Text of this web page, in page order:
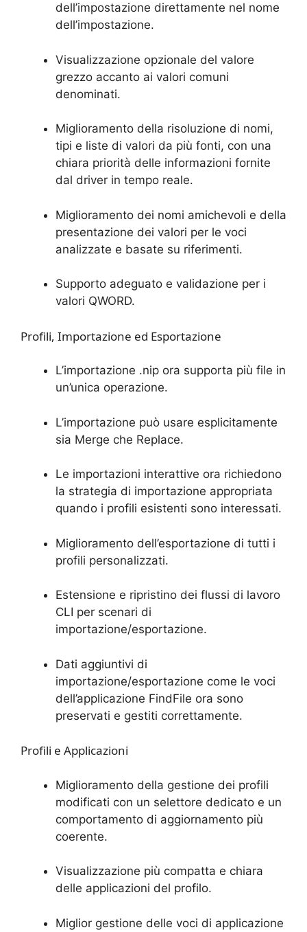
dell’impostazione direttamente nel nome
dell’impostazione.
Visualizzazione opzionale del valore
grezzo accanto ai valori comuni
denominati.
Miglioramento della risoluzione di nomi,
tipi e liste di valori da più fonti, con una
chiara priorità delle informazioni fornite
dal driver in tempo reale.
Miglioramento dei nomi amichevoli e della
presentazione dei valori per le voci
analizzate e basate su riferimenti.
Supporto adeguato e validazione per i
valori QWORD.
Profili, Importazione ed Esportazione
L’importazione .nip ora supporta più file in
un’unica operazione.
L’importazione può usare esplicitamente
sia Merge che Replace.
Le importazioni interattive ora richiedono
la strategia di importazione appropriata
quando i profili esistenti sono interessati.
Miglioramento dell’esportazione di tutti i
profili personalizzati.
Estensione e ripristino dei flussi di lavoro
CLI per scenari di
importazione/esportazione.
Dati aggiuntivi di
importazione/esportazione come le voci
dell’applicazione FindFile ora sono
preservati e gestiti correttamente.
Profili e Applicazioni
Miglioramento della gestione dei profili
modificati con un selettore dedicato e un
comportamento di aggiornamento più
coerente.
Visualizzazione più compatta e chiara
delle applicazioni del profilo.
Miglior gestione delle voci di applicazione